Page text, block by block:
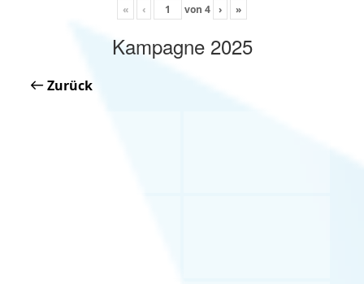
« ‹ von 4 › »
Kampagne 2025
Zurück